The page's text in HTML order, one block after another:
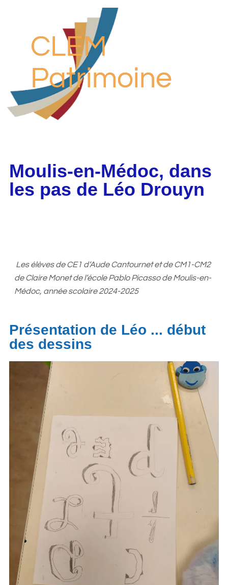
CLEM
Patrimoine
Moulis-en-Médoc, dans
les pas de Léo Drouyn
Les élèves de CE1 d’Aude Cantournet et de CM1-CM2
de Claire Monet de l’école Pablo Picasso de Moulis-en-
Médoc, année scolaire 2024-2025
Présentation de Léo ... début
des dessins